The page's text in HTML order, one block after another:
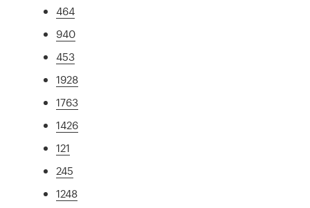
464
940
453
1928
1763
1426
121
245
1248